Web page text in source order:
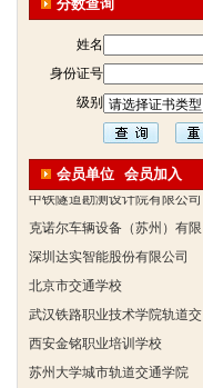
分数查询
姓名
身份证号
级别
会员单位 会员加入
浙江广播电视大学培训学院
陕西交通职业技术学院
西安三资职业学院
安弗施无线射频系统(上海)有
达诺巴特集团（中国）
欧姆龙自动化（中国）有限公
中铁隧道勘测设计院有限公司